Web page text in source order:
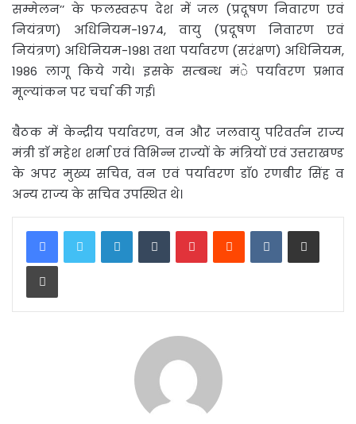
सम्मेलन’’ के फलस्वरूप देश में जल (प्रदूषण निवारण एवं
नियंत्रण) अधिनियम-1974, वायु (प्रदूषण निवारण एवं
नियंत्रण) अधिनियम-1981 तथा पर्यावरण (सरंक्षण) अधिनियम,
1986 लागू किये गये। इसके सम्बन्ध मंे पर्यावरण प्रभाव
मूल्यांकन पर चर्चा की गई।
बैठक में केन्द्रीय पर्यावरण, वन और जलवायु परिवर्तन राज्य
मंत्री डाॅ महेश शर्मा एवं विभिन्न राज्यों के मंत्रियों एवं उत्तराखण्ड
के अपर मुख्य सचिव, वन एवं पर्यावरण डाॅ0 रणबीर सिंह व
अन्य राज्य के सचिव उपस्थित थे।
LinkedInTumblrPinterestReddit VKontakteShare via Email
Print